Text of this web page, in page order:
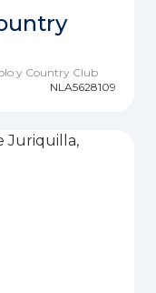
y Country Club
NLA5628109